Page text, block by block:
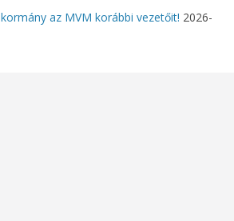
az MVM korábbi vezetőit! 2026-